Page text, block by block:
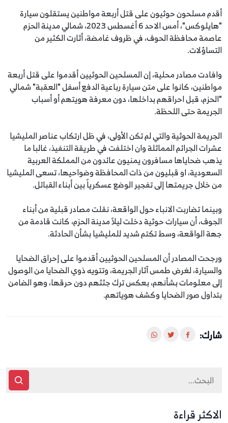
أقدم مسلحون حوثيون على قتل أربعة مواطنين يستقلون سيارة
"هايلوكس"، أمس الاحد 6 أغسطس 2023، شمالي مدينة الحزم
عاصمة محافظة الحوف، في ظروف غامضة، أثارت الكثير من
التساؤلات.
وافادت مصادر محلية، إن المسلحين الحوثيين أقدموا على قتل أربعة
مواطنين، كانوا على متن سيارة رباعية الدفع أسفل "العقبة" شمالي
"الحزم، قبل احراقهم بداخلها، دون معرفة هويتهم أو أسباب
الجريمة حتى اللحظة.
الجريمة الحوثية والتي لم تكن الأولى، في ظل ارتكاب عناصر المليشيا
عشرات الجرائم المماثلة وان اختلفت في طريقة التنفيذ، غالبا ما
يذهب ضحاياها مسافرون يمنيون عائدون من المملكة العربية
السعودية، او قبليون من ذات المحافظة وضواحيها، تسعى المليشيا
من خلال جريمتها إلى تفجير الوضع عسكرياً بين أبناء القبائل.
وبينما تضاربت الانباء حول الواقعة، نقلت مصادر قبلية من أبناء
الجوف، أن سيارات حوثية دخلت ليلاً مدينة الحزم، كانت قادمة من
جهة الواقعة، وسط تكتم شديد للمليشيا بشأن الحادثة.
ورجحت المصادر أن المسلحين الحوثيين أقدموا على إحراق الضحايا
والسيارة، لغرض طمس آثار الجريمة، وتتويه ذوي الضحايا من الوصول
إلى معلومات بشأنهم، بعكس ترك جثثهم دون حرقها، وهو الضامن
بتداول صور الضحايا وكشف هوياتهم.
شارك:
الاكثر قراءة